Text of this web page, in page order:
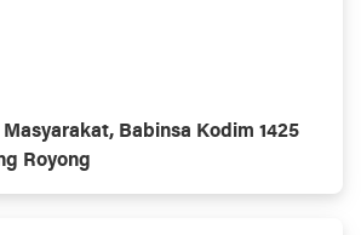
Babinsa Kodim 1425
Royong